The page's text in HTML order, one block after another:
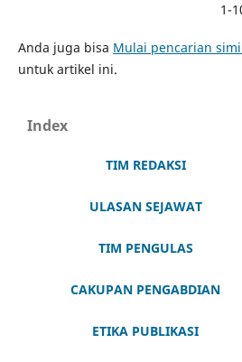
1-
Anda juga bisa Mulai pencarian
untuk artikel ini.
Index
TIM REDAKSI
ULASAN SEJAWAT
TIM PENGULAS
CAKUPAN PENGABDIAN
ETIKA PUBLIKASI